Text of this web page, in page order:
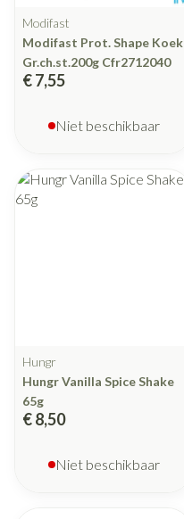
Modifast
Modifast Prot. Shape Koek
Gr.ch.st.200g Cfr2712040
€ 7,55
Niet beschikbaar
Hungr
Hungr Vanilla Spice Shake
65g
€ 8,50
Niet beschikbaar